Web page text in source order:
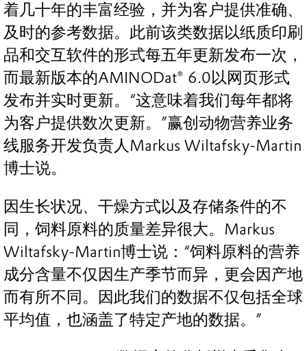
着几十年的丰富经验，并为客户提供准确、
及时的参考数据。此前该类数据以纸质印刷
品和交互软件的形式每五年更新发布一次，
而最新版本的AMINODat® 6.0以网页形式
发布并实时更新。“这意味着我们每年都将
为客户提供数次更新。”赢创动物营养业务
线服务开发负责人Markus Wiltafsky-Martin
博士说。
因生长状况、干燥方式以及存储条件的不
同，饲料原料的质量差异很大。Markus
Wiltafsky-Martin博士说：“饲料原料的营养
成分含量不仅因生产季节而异，更会因产地
而有所不同。因此我们的数据不仅包括全球
平均值，也涵盖了特定产地的数据。”